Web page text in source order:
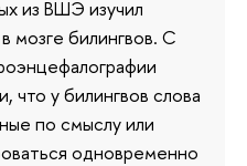
из ВШЭ изучил
мозге билингвов. С
что у билингвов слова
по смыслу или
одновременно